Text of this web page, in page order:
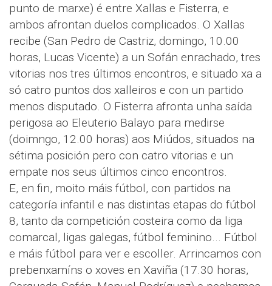
punto de marxe) é entre Xallas e Fisterra, e
ambos afrontan duelos complicados. O Xallas
recibe (San Pedro de Castriz, domingo, 10.00
horas, Lucas Vicente) a un Sofán enrachado, tres
vitorias nos tres últimos encontros, e situado xa a
só catro puntos dos xalleiros e con un partido
menos disputado. O Fisterra afronta unha saída
perigosa ao Eleuterio Balayo para medirse
(doimngo, 12.00 horas) aos Miúdos, situados na
sétima posición pero con catro vitorias e un
empate nos seus últimos cinco encontros.
E, en fin, moito máis fútbol, con partidos na
categoría infantil e nas distintas etapas do fútbol
8, tanto da competición costeira como da liga
comarcal, ligas galegas, fútbol feminino... Fútbol
e máis fútbol para ver e escoller. Arrincamos con
prebenxamíns o xoves en Xaviña (17.30 horas,